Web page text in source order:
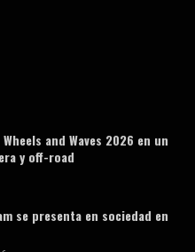
and Waves 2026 en un
y off-road
se presenta en sociedad en